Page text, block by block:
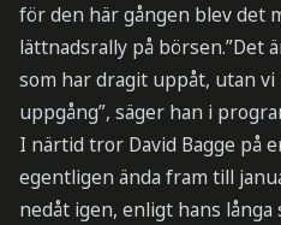
för den här gången blev det
lättnadsrally på börsen.”Det
som har dragit uppåt, utan
uppgång”, säger han i
I närtid tror David Bagge på
egentligen ända fram till
nedåt igen, enligt hans långa